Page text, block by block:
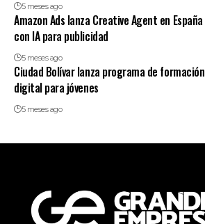
5 meses ago
Amazon Ads lanza Creative Agent en España
con IA para publicidad
5 meses ago
Ciudad Bolívar lanza programa de formación
digital para jóvenes
5 meses ago